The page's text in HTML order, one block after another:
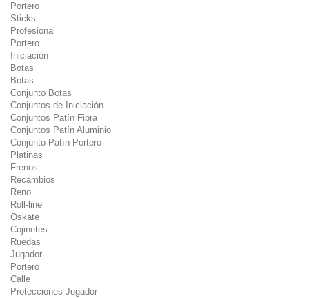
Portero
Sticks
Profesional
Portero
Iniciación
Botas
Botas
Conjunto Botas
Conjuntos de Iniciación
Conjuntos Patín Fibra
Conjuntos Patín Aluminio
Conjunto Patín Portero
Platinas
Frenos
Recambios
Reno
Roll-line
Qskate
Cojinetes
Ruedas
Jugador
Portero
Calle
Protecciones Jugador